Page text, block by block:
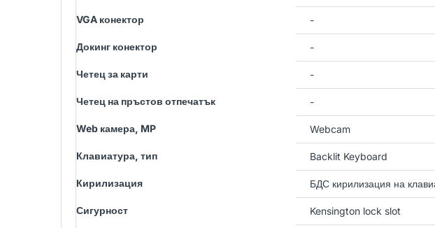
VGA конектор -
Докинг конектор -
Четец за карти -
Четец на пръстов отпечатък -
Web камера, MP Webcam
Клавиатура, тип Backlit Keyboard
Кирилизация БДС кирилизация на
Сигурност Kensington lock slot